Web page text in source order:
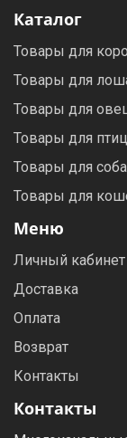
Каталог
Товары для
Товары для
Товары для
Товары для птиц
Товары для
Товары для
Меню
Личный кабинет
Доставка
Оплата
Возврат
Контакты
Контакты